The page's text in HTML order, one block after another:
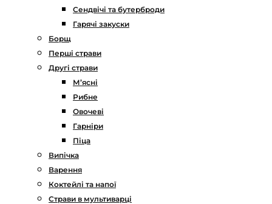
Сендвічі та бутерброди
Гарячі закуски
Борщ
Перші страви
Другі страви
М’ясні
Рибне
Овочеві
Гарніри
Піца
Випічка
Варення
Коктейлі та напої
Страви в мультиварці